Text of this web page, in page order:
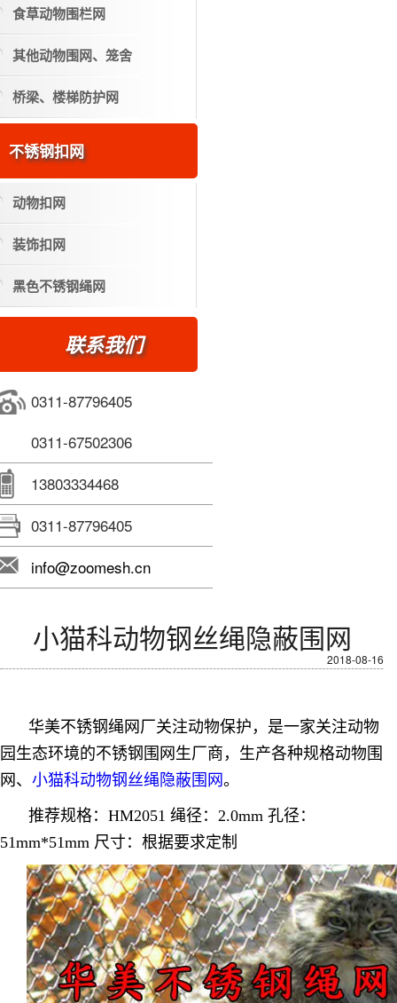
食草动物围栏网
其他动物围网、笼舍
桥梁、楼梯防护网
不锈钢扣网
动物扣网
装饰扣网
黑色不锈钢绳网
联系我们
0311-87796405
0311-67502306
13803334468
0311-87796405
info@zoomesh.cn
小猫科动物钢丝绳隐蔽围网
2018-08-16
华美不锈钢绳网厂 关注动物保护，是一家关注动物
园生态环境的不锈钢围网生厂商，生产各种规格动物围
网、 小猫科动物钢丝绳隐蔽围网。
推荐规格：HM2051 绳径：2.0mm 孔径：
51mm*51mm 尺寸：根据要求定制